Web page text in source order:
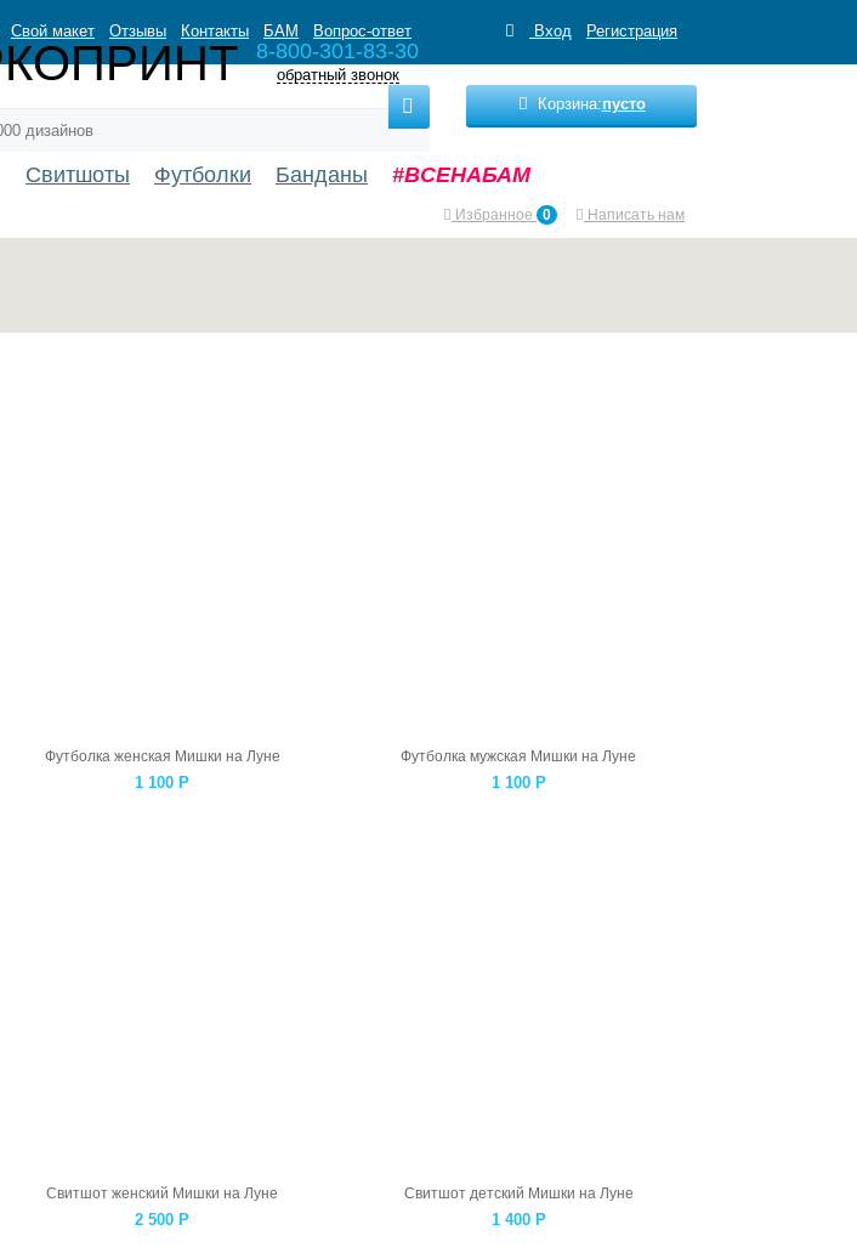
Свой макет Отзывы Контакты БАМ Вопрос-ответ Вход Регистрация
8-800-301-83-30
обратный звонок
Корзина:пусто
Свитшоты Футболки Банданы #ВСЕНАБАМ
Избранное 0 Написать нам
Футболка женская Мишки на Луне
1 100 Р
Футболка мужская Мишки на Луне
1 100 Р
Свитшот женский Мишки на Луне
2 500 Р
Свитшот детский Мишки на Луне
1 400 Р